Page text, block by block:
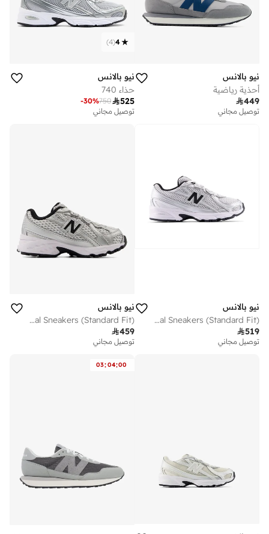
نيو بالانس
أحذية رياضية
449
توصيل مجاني
4
(
4
)
نيو بالانس
حذاء 740
525
750
-30%
توصيل مجاني
نيو بالانس
Kids 740 Bungee Lace casual Sneakers (Standard Fit)
519
توصيل مجاني
نيو بالانس
Kids 740 BUNGEE LACE casual Sneakers (Standard Fit)
459
توصيل مجاني
03:04:00